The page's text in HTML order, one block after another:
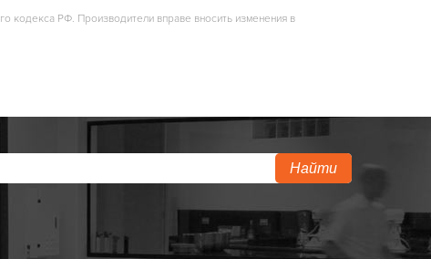
кодекса РФ. Производители вправе вносить изменения в
Найти